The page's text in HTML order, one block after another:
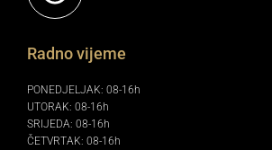
Radno vijeme
PONEDJELJAK: 08-16h
UTORAK: 08-16h
SRIJEDA: 08-16h
ČETVRTAK: 08-16h